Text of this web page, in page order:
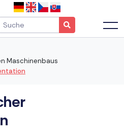
Maschinenbaus